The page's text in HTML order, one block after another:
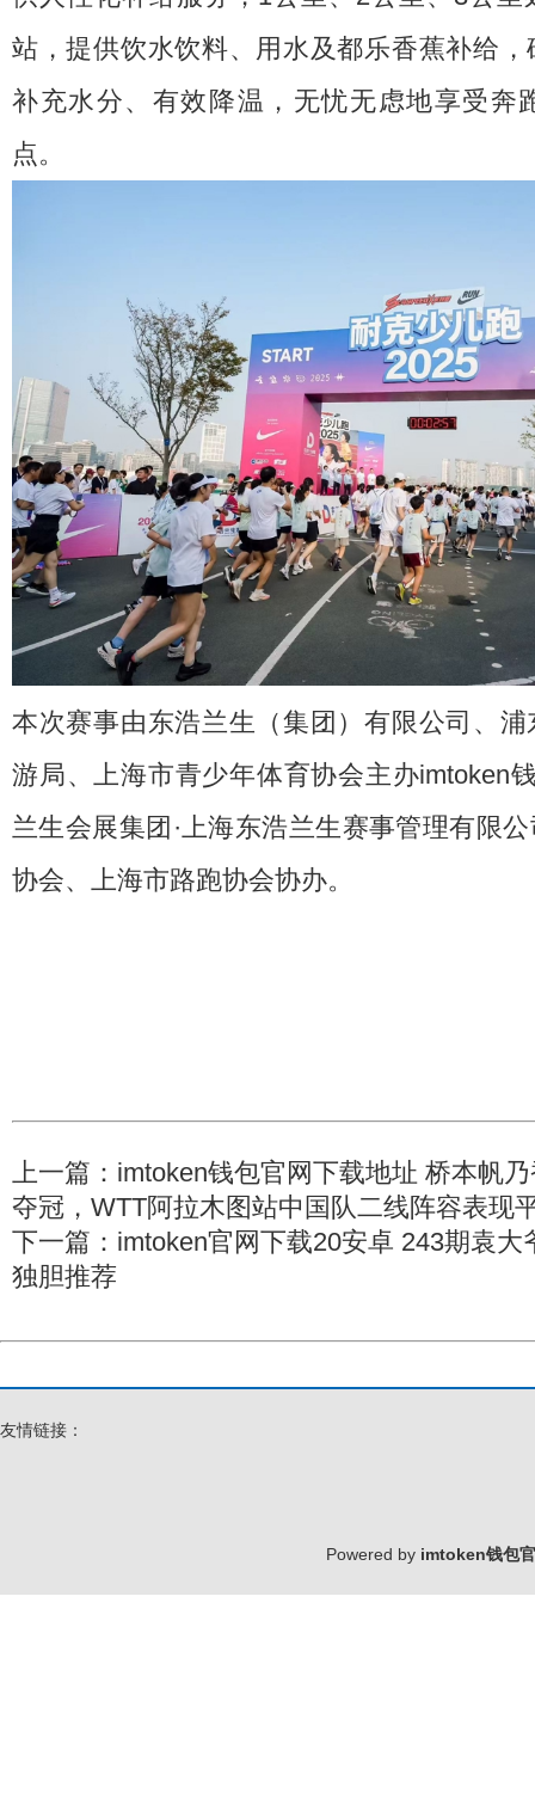
站，提供饮水饮料、用水及都乐香蕉补给
补充水分、有效降温，无忧无虑地享受奔
点。
本次赛事由东浩兰生（集团）有限公司、
游局、上海市青少年体育协会主办imtoken
兰生会展集团·上海东浩兰生赛事管理有限
协会、上海市路跑协会协办。
上一篇： imtoken钱包官网下载地址 桥本帆
夺冠，WTT阿拉木图站中国队二线阵容表现
下一篇： imtoken官网下载20安卓 243期袁大
独胆推荐
友情链接：
Powered by imtoken钱包